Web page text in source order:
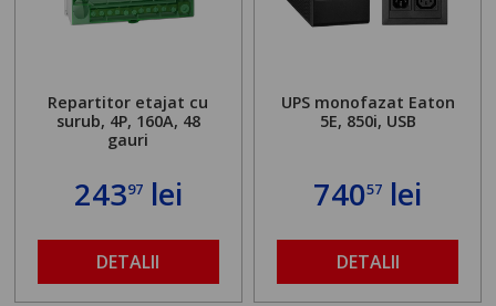
Repartitor etajat cu
surub, 4P, 160A, 48
gauri
24397lei
DETALII
UPS monofazat Eaton
5E, 850i, USB
74057 lei
DETALII